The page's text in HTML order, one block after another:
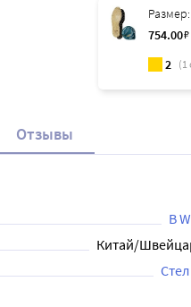
Размер:
754.00₽
2 (1
Отзывы
B
Китай/